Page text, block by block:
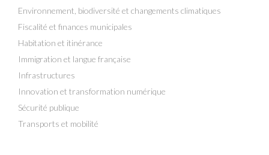
Environnement, biodiversité et changements climatiques
Fiscalité et finances municipales
Habitation et itinérance
Immigration et langue française
Infrastructures
Innovation et transformation numérique
Sécurité publique
Transports et mobilité